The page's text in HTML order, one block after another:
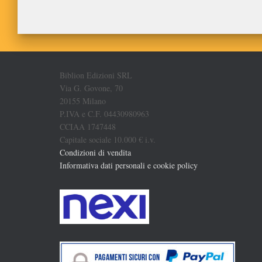
Biblion Edizioni SRL
Via G. Govone, 70
20155 Milano
P.IVA e C.F. 04430980963
CCIAA 1747448
Capitale sociale 10.000 € i.v.
Condizioni di vendita
Informativa dati personali e cookie policy